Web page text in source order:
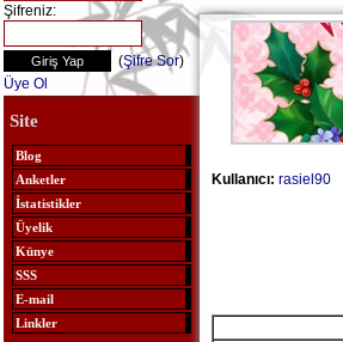
Şifreniz:
(Şifre Sor)
Üye Ol
Site
Blog
Anketler
İstatistikler
Üyelik
Künye
SSS
E-mail
Linkler
Kullanıcı: rasiel90